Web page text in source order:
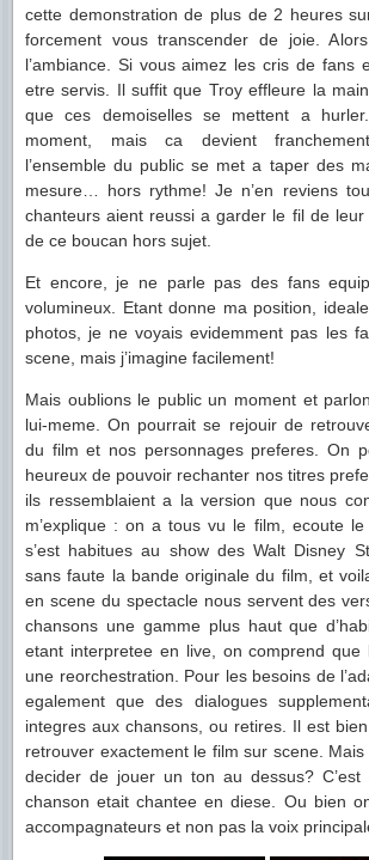
cette demonstration de plus de 2 heures
forcement vous transcender de joie.
l’ambiance. Si vous aimez les cris de fans
etre servis. Il suffit que Troy effleure la
que ces demoiselles se mettent a
moment, mais ca devient
l’ensemble du public se met a taper des
mesure… hors rythme! Je n’en reviens
chanteurs aient reussi a garder le fil de leur
de ce boucan hors sujet.
Et encore, je ne parle pas des fans
volumineux. Etant donne ma position,
photos, je ne voyais evidemment pas les
scene, mais j’imagine facilement!
Mais oublions le public un moment et
lui-meme. On pourrait se rejouir de
du film et nos personnages preferes. On
heureux de pouvoir rechanter nos titres
ils ressemblaient a la version que nous
m’explique : on a tous vu le film, ecoute
s’est habitues au show des Walt Disney
sans faute la bande originale du film, et
en scene du spectacle nous servent des
chansons une gamme plus haut que
etant interpretee en live, on comprend que
une reorchestration. Pour les besoins de
egalement que des dialogues
integres aux chansons, ou retires. Il est
retrouver exactement le film sur scene.
decider de jouer un ton au dessus? C’est
chanson etait chantee en diese. Ou bien
accompagnateurs et non pas la voix